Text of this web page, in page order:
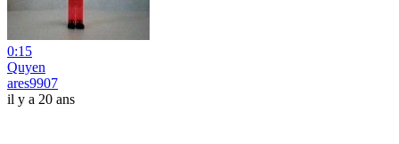
0:15
Quyen
ares9907
il y a 20 ans